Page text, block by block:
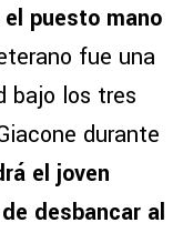
puesto mano
fue una
bajo los tres
durante
el joven
desbancar al